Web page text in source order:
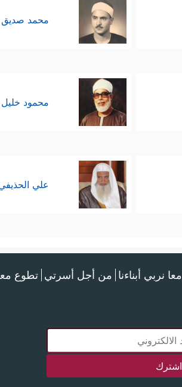
محمد صديق
محمود
علي
معا نربي أبناءنا من أجل أسرتي تطوع